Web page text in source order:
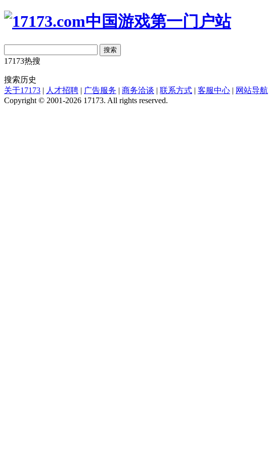
搜索
17173热搜
搜索历史
关于17173 | 人才招聘 | 广告服务 | 商务洽谈 | 联系方式 | 客服中心 | 网站导航
Copyright © 2001-2026 17173. All rights reserved.